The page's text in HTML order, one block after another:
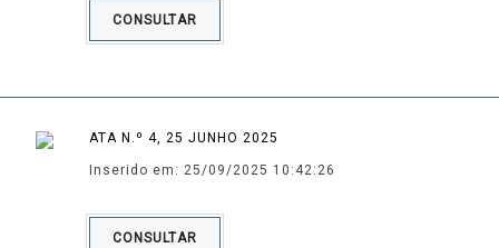
CONSULTAR
ATA N.º 4, 25 JUNHO 2025
Inserido em: 25/09/2025 10:42:26
CONSULTAR